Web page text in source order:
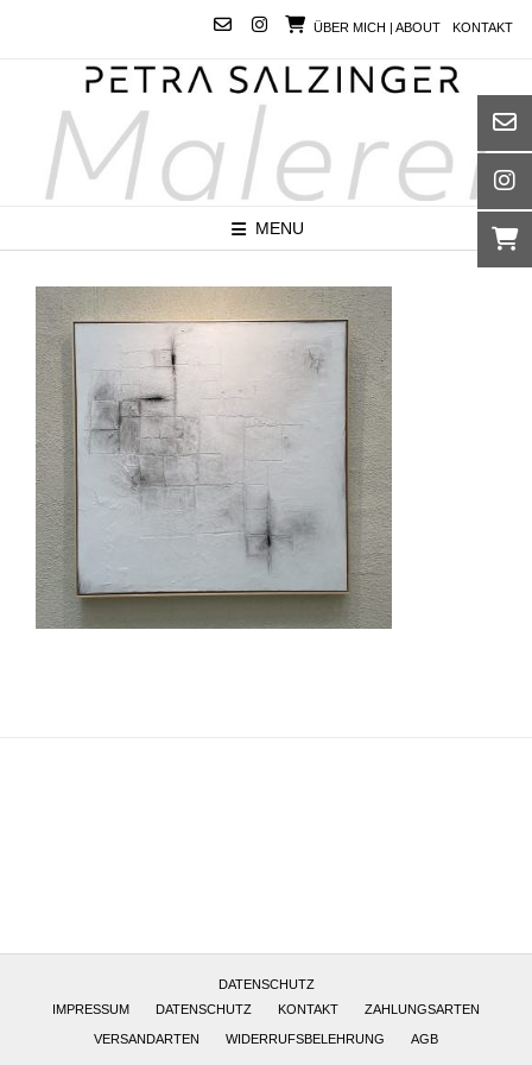
ÜBER MICH | ABOUT KONTAKT
MENU
DATENSCHUTZ
IMPRESSUM
DATENSCHUTZ KONTAKT ZAHLUNGSARTEN
VERSANDARTEN WIDERRUFSBELEHRUNG AGB